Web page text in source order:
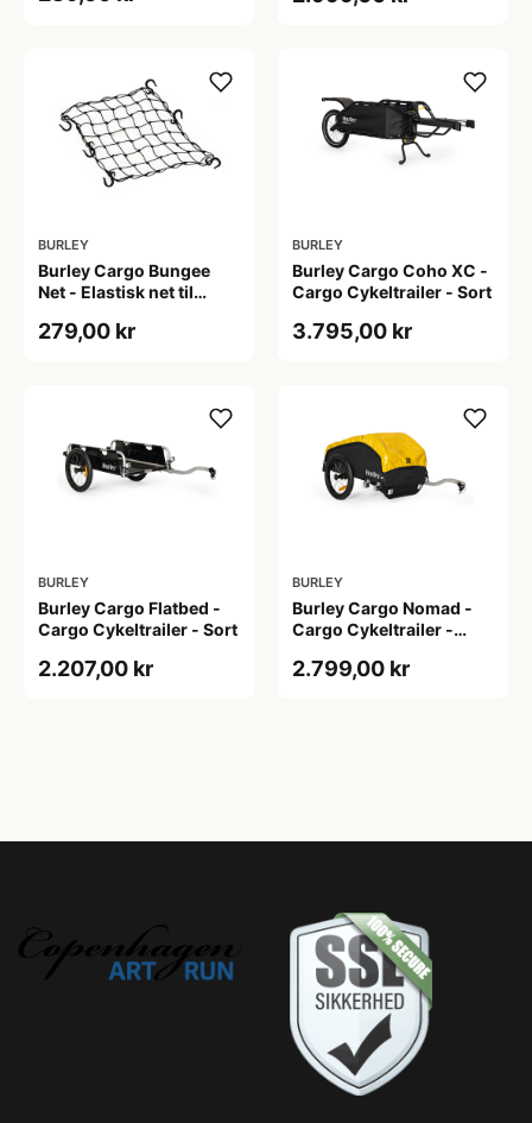
BURLEY
Burley Cargo Bungee
Net - Elastisk net til
279,00 kr
BURLEY
Burley Cargo Coho XC -
Cargo Cykeltrailer - Sort
3.795,00 kr
BURLEY
Burley Cargo Flatbed -
Cargo Cykeltrailer - Sort
2.207,00 kr
BURLEY
Burley Cargo Nomad -
Cargo Cykeltrailer -
2.799,00 kr